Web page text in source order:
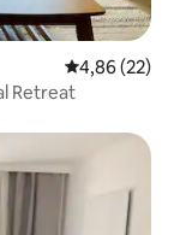
4,86 av 5 i
4,86 (22)
Retreat